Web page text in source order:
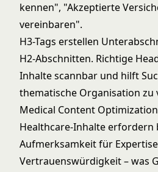
kennen", "Akzeptierte
vereinbaren".
H3-Tags erstellen
H2-Abschnitten. Richtige
Inhalte scannbar und hilft
thematische Organisation zu
Medical Content Optimization
Healthcare-Inhalte erfordern
Aufmerksamkeit für
Vertrauenswürdigkeit – was